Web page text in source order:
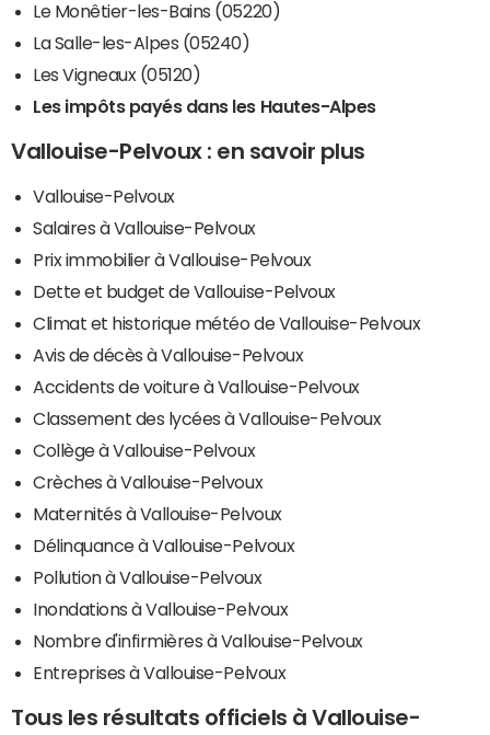
Le Monêtier-les-Bains (05220)
La Salle-les-Alpes (05240)
Les Vigneaux (05120)
Les impôts payés dans les Hautes-Alpes
Vallouise-Pelvoux : en savoir plus
Vallouise-Pelvoux
Salaires à Vallouise-Pelvoux
Prix immobilier à Vallouise-Pelvoux
Dette et budget de Vallouise-Pelvoux
Climat et historique météo de Vallouise-Pelvoux
Avis de décès à Vallouise-Pelvoux
Accidents de voiture à Vallouise-Pelvoux
Classement des lycées à Vallouise-Pelvoux
Collège à Vallouise-Pelvoux
Crèches à Vallouise-Pelvoux
Maternités à Vallouise-Pelvoux
Délinquance à Vallouise-Pelvoux
Pollution à Vallouise-Pelvoux
Inondations à Vallouise-Pelvoux
Nombre d'infirmières à Vallouise-Pelvoux
Entreprises à Vallouise-Pelvoux
Tous les résultats officiels à Vallouise-